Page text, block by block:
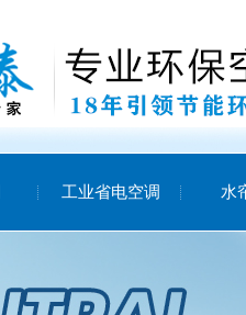
工业省电空调 水